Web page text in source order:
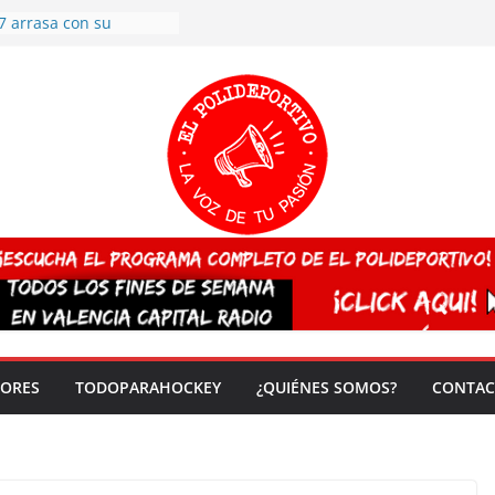
arrasa en el
de España sub20
TODOPARAHOCKEY ¿QUIÉNES SOMOS?